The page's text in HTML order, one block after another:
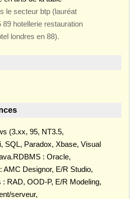
le secteur btp (lauréat
hotellerie restauration
londres en 88).
(3.xx, 95, NT3.5,
SQL, Paradox, Xbase, Visual
: Oracle,
AMC Designor, E/R Studio,
: RAD, OOD-P, E/R Modeling,
serveur,